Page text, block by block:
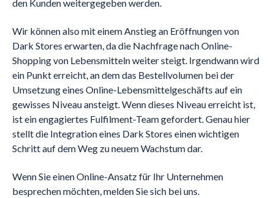
den Kunden weitergegeben werden.
Wir können also mit einem Anstieg an Eröffnungen von
Dark Stores erwarten, da die Nachfrage nach Online-
Shopping von Lebensmitteln weiter steigt. Irgendwann wird
ein Punkt erreicht, an dem das Bestellvolumen bei der
Umsetzung eines Online-Lebensmittelgeschäfts auf ein
gewisses Niveau ansteigt. Wenn dieses Niveau erreicht ist,
ist ein engagiertes Fulfilment-Team gefordert. Genau hier
stellt die Integration eines Dark Stores einen wichtigen
Schritt auf dem Weg zu neuem Wachstum dar.
Wenn Sie einen Online-Ansatz für Ihr Unternehmen
besprechen möchten, melden Sie sich bei uns.